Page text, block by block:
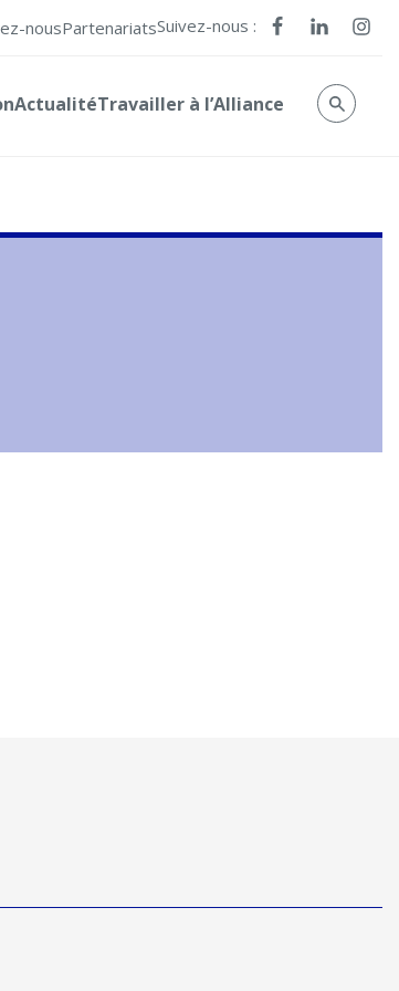
nousPartenariatsSuivez-nous :
ActualitéTravailler à l’Alliance